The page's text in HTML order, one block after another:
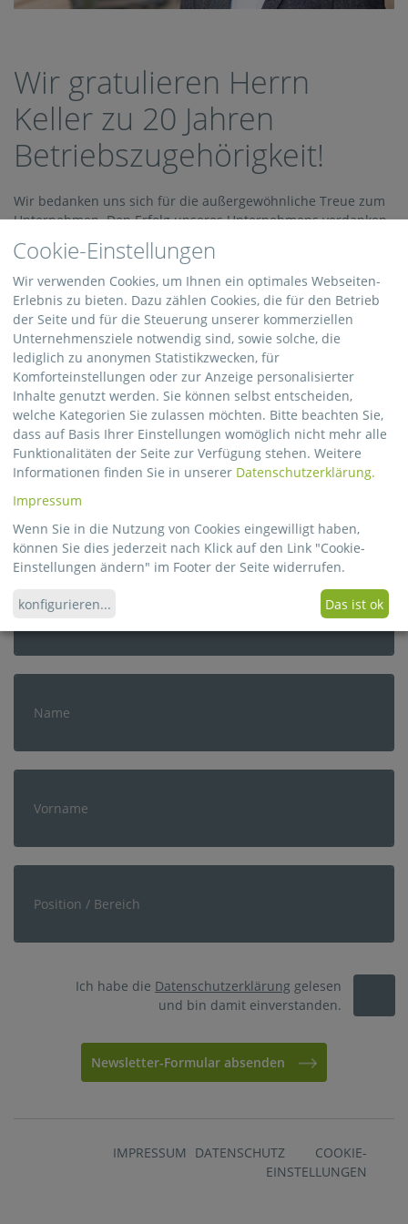
Wir gratulieren Herrn
Keller zu 20 Jahren
Betriebszugehörigkeit!
Wir bedanken uns sich für die außergewöhnliche Treue zum
Unternehmen. Den Erfolg unseres Unternehmens verdanken
wir maßgeblich der langjährigen Erfahrung und dem
Engagement unserer Mitarbeiter
Jubilar: Herr Keller
Betriebszugehörigkeit: 20 Jahre
01.02.2018
Registrieren Sie sich für unseren
Newsletter
Erfahren Sie Neuigkeiten aus der Verpackungsbranche und
bleiben
 Sie über die Entwicklungen bei Georg Schrepfer informiert.
Ich habe die Datenschutzerklärung gelesen
und bin damit einverstanden.
Newsletter-Formular absenden
IMPRESSUM DATENSCHUTZ
COOKIE-
EINSTELLUNGEN
Cookie-Einstellungen
Wir verwenden Cookies, um Ihnen ein optimales Webseiten-
Erlebnis zu bieten. Dazu zählen Cookies, die für den Betrieb
der Seite und für die Steuerung unserer kommerziellen
Unternehmensziele notwendig sind, sowie solche, die
lediglich zu anonymen Statistikzwecken, für
Komforteinstellungen oder zur Anzeige personalisierter
Inhalte genutzt werden. Sie können selbst entscheiden,
welche Kategorien Sie zulassen möchten. Bitte beachten Sie,
dass auf Basis Ihrer Einstellungen womöglich nicht mehr alle
Funktionalitäten der Seite zur Verfügung stehen. Weitere
Informationen finden Sie in unserer Datenschutzerklärung.
Impressum
Wenn Sie in die Nutzung von Cookies eingewilligt haben,
können Sie dies jederzeit nach Klick auf den Link "Cookie-
Einstellungen ändern" im Footer der Seite widerrufen.
konfigurieren... Das ist ok